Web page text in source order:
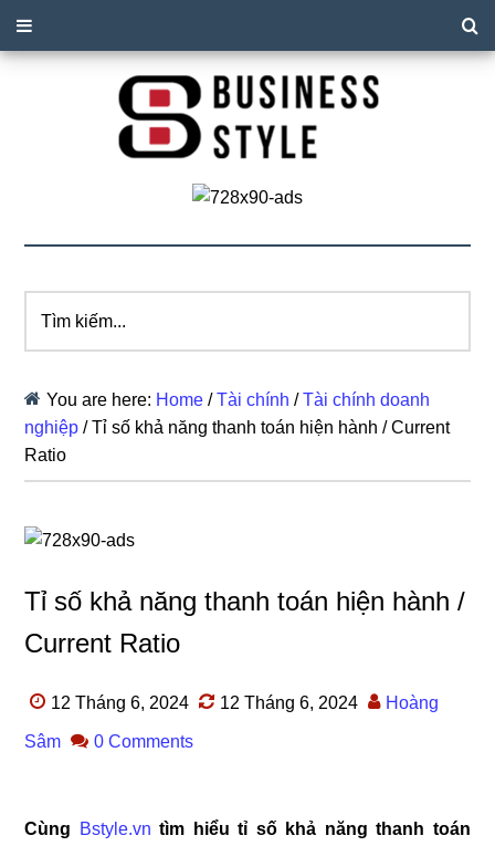
kiếm...
You are here: Home / Tài chính / Tài chính doanh
nghiệp /Tỉ số khả năng thanh toán hiện hành / Current
Ratio
Tỉ số khả năng thanh toán hiện hành /
Current Ratio
12 Tháng 6, 2024 12 Tháng 6, 2024 Hoàng
Sâm 0 Comments
Cùng Bstyle.vn tìm hiểu tỉ số khả năng thanh toán